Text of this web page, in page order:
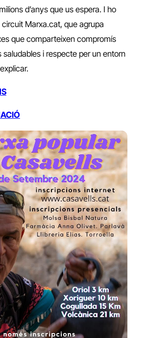
d’anys que us espera. I ho
Marxa.cat, que agrupa
que comparteixen compromís
saludables i respecte per un entorn